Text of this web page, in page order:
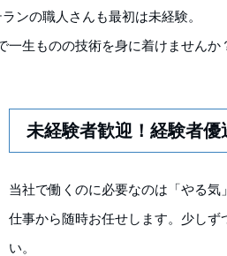
ンの職人さんも最初は未経験。
一生ものの技術を身に着けませんか
未経験者歓迎！経験者優
当社で働くのに必要なのは「やる
仕事から随時お任せします。少し
い。